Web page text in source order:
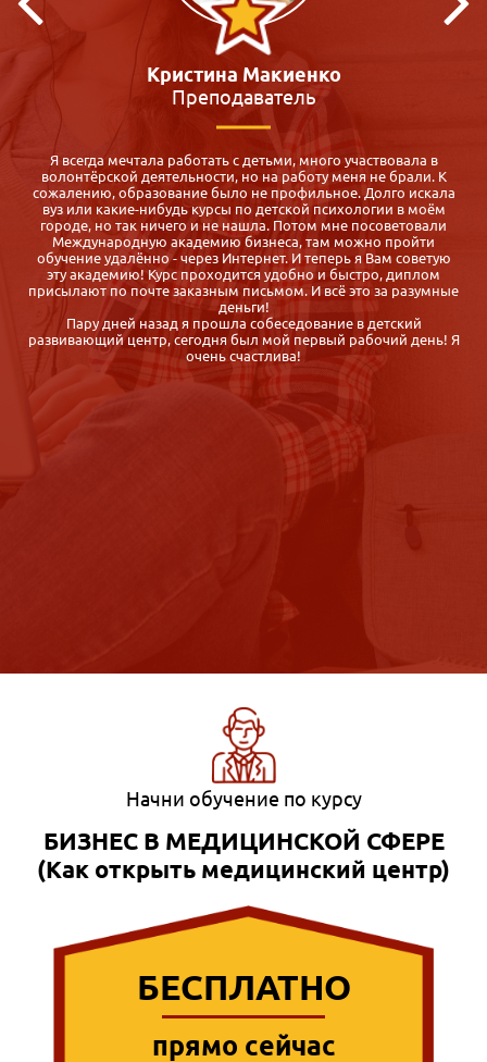
Виктория Зацепина
Педагог-психолог
Для меня оказалось спасением: срочно нужен был диплом
педагога-психолога, а во всех ВУЗах обучение 5 месяцев и все
субботы воскресенья! Где их найти? Маме с двумя малышами,
которой через полгода надо устраиваться на работу после
декрет. отпуска.
Случайно нашла Международную Академию Бизнеса,
сравнила с другими предложениями дистанционных курсов и
выбрала именно iab.ru, так как: цены приемлемые, курс
отличается насыщенностью программы, обратная связь от
организаторов быстрая, корректная, гибкие сроки обучения
Спасибо. Диплом получила быстро, буквально через неделю
после сдачи экзаменов. Довольна.
Начни обучение по курсу
БИЗНЕС В МЕДИЦИНСКОЙ СФЕРЕ
(Как открыть медицинский центр)
БЕСПЛАТНО
прямо сейчас